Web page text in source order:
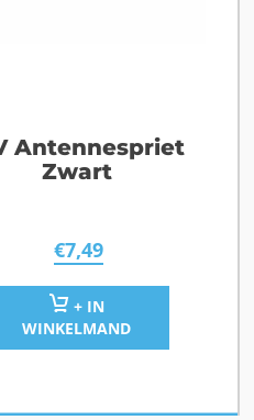
Antennespriet
Zwart
€7,49
+ IN
WINKELMAND